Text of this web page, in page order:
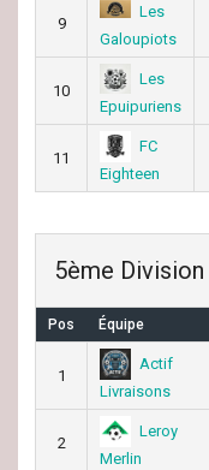
9
Les
Galoupiots
10
Les
Epuipuriens
11
FC
Eighteen
5ème Division
Pos Équipe
1
Actif
Livraisons
2
Leroy
Merlin